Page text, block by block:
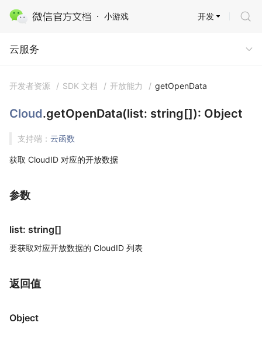
小游戏
云服务 · 云开发
开发
云服务
开发者资源 / SDK 文档 / 开放能力 / getOpenData
Cloud.getOpenData(list: string[]): Object
支持端： 云函数
获取 CloudID 对应的开放数据
参数
list: string[]
要获取对应开放数据的 CloudID 列表
返回值
Object